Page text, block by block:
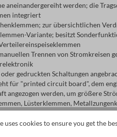
aneinandergereiht werden; die
integriert
zur übersichtlichen
Variante; besitzt
Trennen von Stromkreisen
gedruckten Schaltungen
für "printed circuit board", dem
angezogen werden, um größere
Lüsterklemmen,
Käfigzugklemme, Käfigklemme,
Verbindung von Leitungen, Drähten
bestehenden Halterung;
uses cookies to ensure you get the